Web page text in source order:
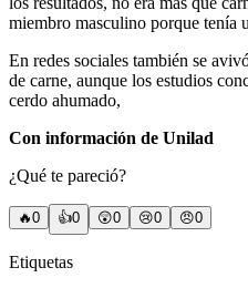
miembro masculino porque tenía
En redes sociales también se
de carne, aunque los estudios
cerdo ahumado,
Con información de Unilad
¿Qué te pareció?
🔥0 👍0 😲0 😢0 😠0
Etiquetas